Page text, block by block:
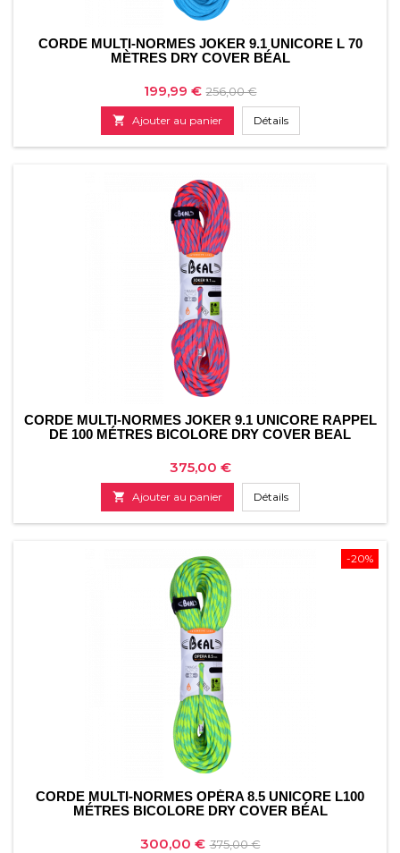
CORDE MULTI-NORMES JOKER 9.1 UNICORE L 70
MÈTRES DRY COVER BÉAL
Prix
199,99 € Prix
de
base
256,00 €
 Ajouter au panier Détails
CORDE MULTI-NORMES JOKER 9.1 UNICORE RAPPEL
DE 100 MÉTRES BICOLORE DRY COVER BEAL
Prix
375,00 €
 Ajouter au panier Détails
-20%
CORDE MULTI-NORMES OPÉRA 8.5 UNICORE L100
MÉTRES BICOLORE DRY COVER BÉAL
Prix
300,00 € Prix
375,00 €